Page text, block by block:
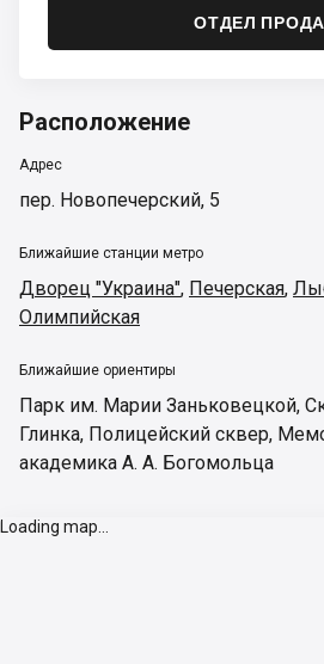
ОТДЕЛ
Расположение
Адрес
пер. Новопечерский, 5
Ближайшие станции метро
Дворец "Украина", Печерская,
Олимпийская
Ближайшие ориентиры
Парк им. Марии Заньковецкой,
Глинка, Полицейский сквер,
академика А. А. Богомольца
Loading map...